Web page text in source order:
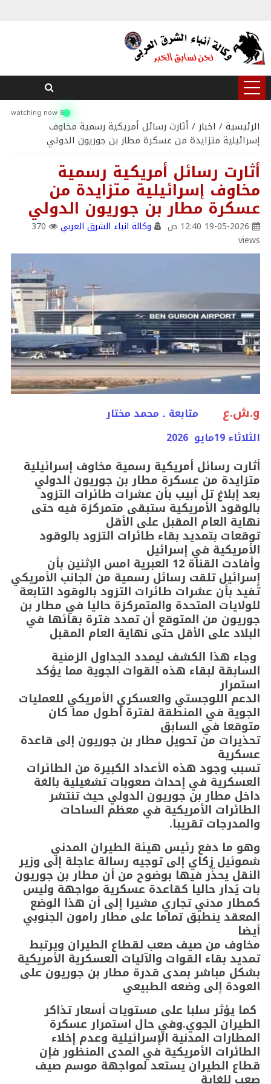
8 watching now
الرئيسية/ اخبار/ أثارت رسائل أمريكية رسمية مخاوف
إسرائيلية متزايدة من عسكرة مطار بن جوريون الدولي
أثارت رسائل أمريكية رسمية
مخاوف إسرائيلية متزايدة من
عسكرة مطار بن جوريون الدولي
19-05-2026 12:40 ص وكالة انباء الشرق العربي
370
views
و.ش.ع
متابعة ۔ محمد مختار
الثلاثاء 19مايو 2026
أثارت رسائل أمريكية رسمية مخاوف إسرائيلية
متزايدة من عسكرة مطار بن جوريون الدولي
بعد إبلاغ تل أبيب بأن عشرات طائرات التزود
بالوقود الأمريكية ستبقى متمركزة فيه حتى
نهاية العام المقبل على الأقل
توقعات بتمديد بقاء طائرات التزود بالوقود
الأمريكية في إسرائيل
وأفادت القناة 12 العبرية امس الإثنين بأن
إسرائيل تلقت رسائل رسمية من الجانب الأمريكي
تُفيد بأن عشرات طائرات التزود بالوقود التابعة
للولايات المتحدة والمتمركزة حاليا في مطار بن
جوريون من المتوقع أن تمدد فترة بقائها في
البلاد على الأقل حتى نهاية العام المقبل
وجاء هذا الكشف ليمدد الجداول الزمنية
السابقة لبقاء هذه القوات الجوية مما يؤكد
استمرار
الدعم اللوجستي والعسكري الأمريكي للعمليات
الجوية في المنطقة لفترة أطول مما كان
متوقعا في السابق
تحذيرات من تحويل مطار بن جوريون إلى قاعدة
عسكرية
تسبب وجود هذه الأعداد الكبيرة من الطائرات
العسكرية في إحداث صعوبات تشغيلية بالغة
داخل مطار بن جوريون الدولي حيث تنتشر
الطائرات الأمريكية في معظم الساحات
والمدرجات تقريبا.
وهو ما دفع رئيس هيئة الطيران المدني
شموئيل زكاي إلى توجيه رسالة عاجلة إلى وزير
النقل يحذّر فيها بوضوح من أن مطار بن جوريون
بات يُدار حاليا كقاعدة عسكرية مواجهة وليس
كمطار مدني تجاري مشيرا إلى أن هذا الوضع
المعقد ينطبق تماما على مطار رامون الجنوبي
أيضا
مخاوف من صيف صعب لقطاع الطيران ويرتبط
تمديد بقاء القوات والآليات العسكرية الأمريكية
بشكل مباشر بمدى قدرة مطار بن جوريون على
العودة إلى وضعه الطبيعي
كما يؤثر سلبا على مستويات أسعار تذاكر
الطيران الجوي.وفي حال استمرار عسكرة
المطارات المدنية الإسرائيلية وعدم إخلاء
الطائرات الأمريكية في المدى المنظور فإن
قطاع الطيران يستعد لمواجهة موسم صيف